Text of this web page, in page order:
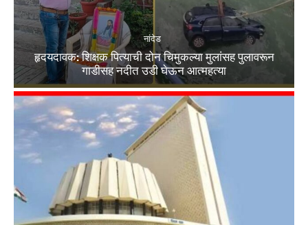
नांदेड
हृदयदावक: शिक्षक पित्याची दोन चिमुकल्या मुलांसह पुलावरून
गाडीसह नदीत उडी घेऊन आत्महत्या